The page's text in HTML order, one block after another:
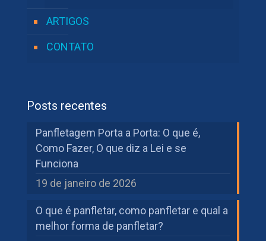
ARTIGOS
CONTATO
Posts recentes
Panfletagem Porta a Porta: O que é,
Como Fazer, O que diz a Lei e se
Funciona
19 de janeiro de 2026
O que é panfletar, como panfletar e qual a
melhor forma de panfletar?